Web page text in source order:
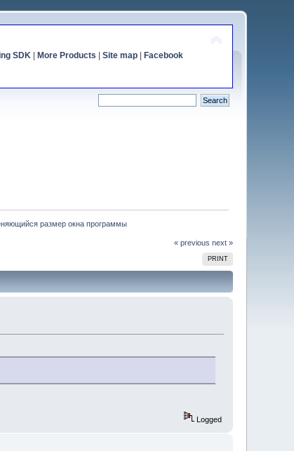
SDK| More Products Site map| Facebook
размер окна программы
« previous next »
PRINT
Logged